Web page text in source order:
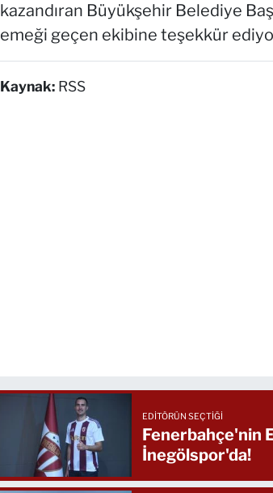
kazandıran Büyükşehir Belediye
emeği geçen ekibine teşekkür
Kaynak: RSS
EDITÖRÜN SEÇTIĞI
Fenerbahçe'nin
İnegölspor'da!